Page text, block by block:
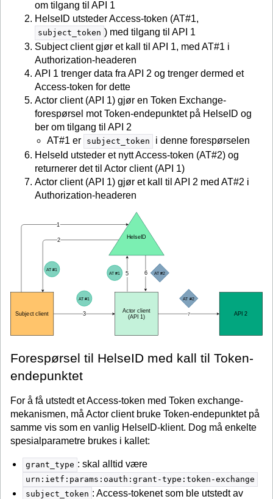
om tilgang til API 1
HelseID utsteder Access-token (AT#1,
subject_token ) med tilgang til API 1
Subject client gjør et kall til API 1, med AT#1 i
Authorization-headeren
API 1 trenger data fra API 2 og trenger dermed et
Access-token for dette
Actor client (API 1) gjør en Token Exchange-
forespørsel mot Token-endepunktet på HelseID og
ber om tilgang til API 2
AT#1 er
subject_token
i denne forespørselen
HelseId utsteder et nytt Access-token (AT#2) og
returnerer det til Actor client (API 1)
Actor client (API 1) gjør et kall til API 2 med AT#2 i
Authorization-headeren
Forespørsel til HelseID med kall til Token-
endepunktet
For å få utstedt et Access-token med Token exchange-
mekanismen, må Actor client bruke Token-endepunktet på
samme vis som en vanlig HelseID-klient. Dog må enkelte
spesialparametre brukes i kallet:
grant_type : skal alltid være
urn:ietf:params:oauth:grant-type:token-exchange
subject_token : Access-tokenet som ble utstedt av